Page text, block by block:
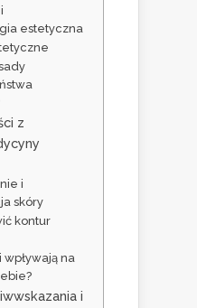
estetyczna
z
i
skóry
kontur
na
i